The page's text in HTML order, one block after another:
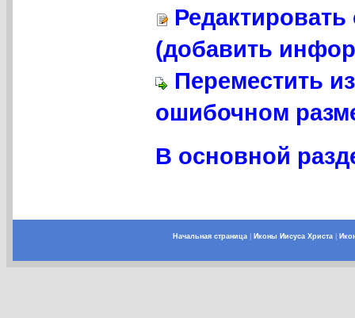
(добавить
Переместить
ошибочном
В основной
Начальная страница| Иконы Иисуса Христа|